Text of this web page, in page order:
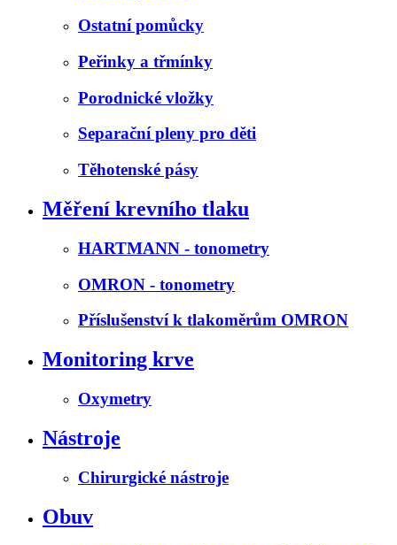
Ostatní pomůcky
Peřinky a třmínky
Porodnické vložky
Separační pleny pro děti
Těhotenské pásy
Měření krevního tlaku
HARTMANN - tonometry
OMRON - tonometry
Příslušenství k tlakoměrům OMRON
Monitoring krve
Oxymetry
Nástroje
Chirurgické nástroje
Obuv